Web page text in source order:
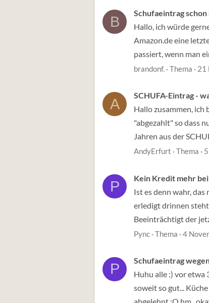
B
Schufaeintrag
Hallo, ich würde
Amazon.de eine
passiert, wenn man
brandonf. Thema 21
A
SCHUFA-Eintrag -
Hallo zusammen, ich
"abgezahlt" so dass
Jahren aus der
AndyErfurt Thema
P
Kein Kredit mehr
Ist es denn wahr,
erledigt drinnen
Beeinträchtigt der
Pync Thema 4
P
Schufaeintrag
Huhu alle :) vor etwa
soweit so gut...
abgelehnt :O